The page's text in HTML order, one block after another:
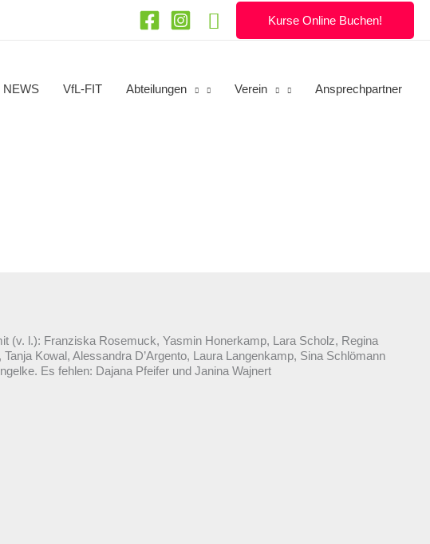
SuchenKurse Online Buchen!
NEWS VfL-FIT Abteilungen Verein Ansprechpartner
(v. l.): Franziska Rosemuck, Yasmin Honerkamp, Lara Scholz, Regina
Kowal, Alessandra D’Argento, Laura Langenkamp, Sina Schlömann
Es fehlen: Dajana Pfeifer und Janina Wajnert